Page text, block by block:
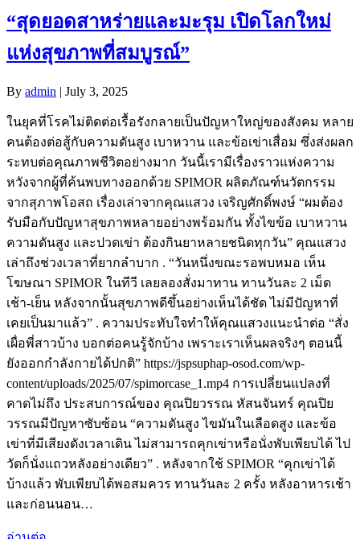
“สุดยอดสาหร่ายและมะรุม เปิดโลกใหม่
แห่งสุขภาพที่สมบูรณ์”
By admin | July 3, 2025
ในยุคที่โรคไม่ติดต่อเรื้อรังกลายเป็นปัญหาใหญ่ของสังคม หลาย
คนต้องต่อสู้กับความดันสูง เบาหวาน และข้อเข่าเสื่อม ซึ่งส่งผลก
ระทบต่อคุณภาพชีวิตอย่างมาก วันนี้เรามีเรื่องราวแห่งความ
หวังจากผู้ที่ค้นพบทางออกด้วย SPIMOR ผลิตภัณฑ์นวัตกรรม
จากสุภาพโอสถ เรื่องเล่าจากคุณแสวง เจริญศักดิ์พงษ์ “ผมต้อง
รับมือกับปัญหาสุขภาพหลายอย่างพร้อมกัน ทั้งไขข้อ เบาหวาน
ความดันสูง และปวดเข่า ต้องกินยาหลายชนิดทุกวัน” คุณแสวง
เล่าถึงช่วงเวลาที่ยากลำบาก . “วันหนึ่งขณะรอพบหมอ เห็น
โฆษณา SPIMOR ในทีวี เลยลองสั่งมาทาน ทานวันละ 2 เม็ด
เช้า-เย็น หลังจากนั้นสุขภาพดีขึ้นอย่างเห็นได้ชัด ไม่มีปัญหาที่
เคยเป็นมาแล้ว” . ความประทับใจทำให้คุณแสวงแนะนำต่อ “สั่ง
เผื่อพี่สาวบ้าง บอกต่อคนรู้จักบ้าง เพราะเราเห็นผลจริงๆ ตอนนี้
ยังออกกำลังกายได้ปกติ” https://jspsuphap-osod.com/wp-
content/uploads/2025/07/spimorcase_1.mp4 การเปลี่ยนแปลงที่
คาดไม่ถึง ประสบการณ์ของ คุณปิยวรรณ หัสนจันทร์ คุณปิย
วรรณมีปัญหาซับซ้อน “ความดันสูง ไขมันในเลือดสูง และข้อ
เข่าที่มีเสียงดังเวลาเดิน ไม่สามารถคุกเข่าหรือนั่งพับเพียบได้ ไป
วัดก็นั่งแถวหลังอย่างเดียว” . หลังจากใช้ SPIMOR “คุกเข่าได้
บ้างแล้ว พับเพียบได้พอสมควร ทานวันละ 2 ครั้ง หลังอาหารเช้า
และก่อนนอน…